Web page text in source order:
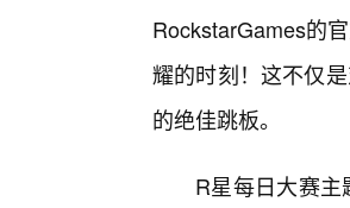
RockstarGames的
耀的时刻！这不仅
的绝佳跳板。
R星每日大赛